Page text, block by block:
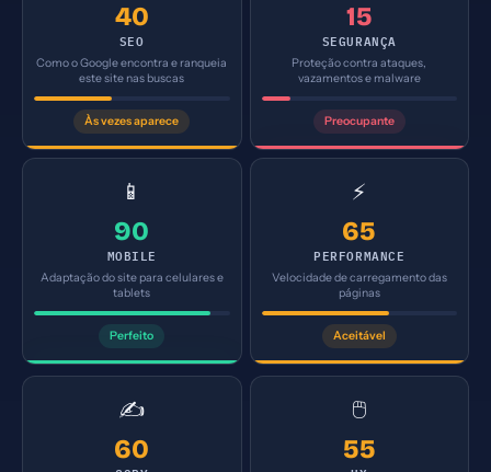
40
SEO
Como o Google encontra e ranqueia
este site nas buscas
Às vezes aparece
15
SEGURANÇA
Proteção contra ataques,
vazamentos e malware
Preocupante
📱
90
MOBILE
Adaptação do site para celulares e
tablets
Perfeito
⚡
65
PERFORMANCE
Velocidade de carregamento das
páginas
Aceitável
✍️
60
🖱️
55